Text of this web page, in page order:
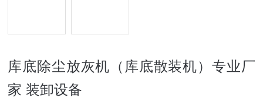
库底除尘放灰机（库底散装机）专业厂
家 装卸设备